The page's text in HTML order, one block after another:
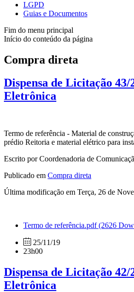
LGPD
Guias e Documentos
Fim do menu principal
Início do conteúdo da página
Compra direta
Dispensa de Licitação 43/
Eletrônica
Termo de referência - Material de
prédio Reitoria e material elétrico para
Escrito por Coordenadoria de
Publicado em Compra direta
Última modificação em Terça, 26 de
Termo de referência.pdf(2626
25/11/19
23h00
Dispensa de Licitação 42/
Eletrônica